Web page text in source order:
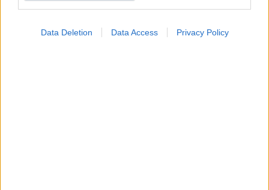
Data Deletion Data Access Privacy Policy